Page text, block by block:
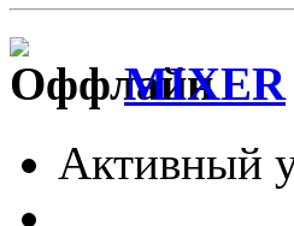
MIXER
Активный